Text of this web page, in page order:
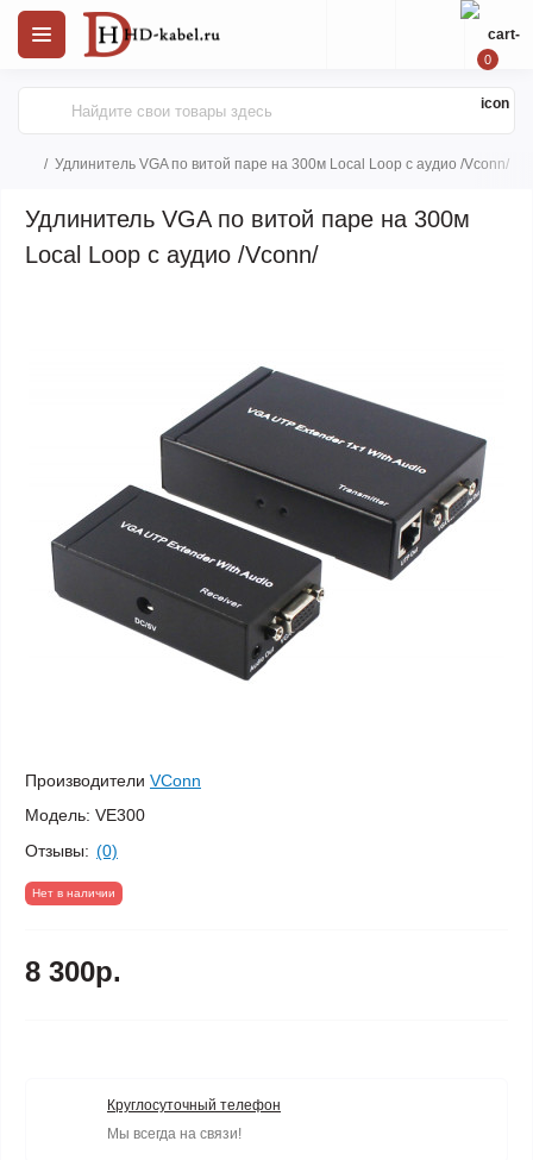
0
Удлинитель VGA по витой паре на 300м Local Loop с аудио /Vconn/
Удлинитель VGA по витой паре на 300м
Local Loop с аудио /Vconn/
Производители VConn
Модель: VE300
Отзывы: (0)
Нет в наличии
8 300р.
Круглосуточный телефон
Мы всегда на связи!